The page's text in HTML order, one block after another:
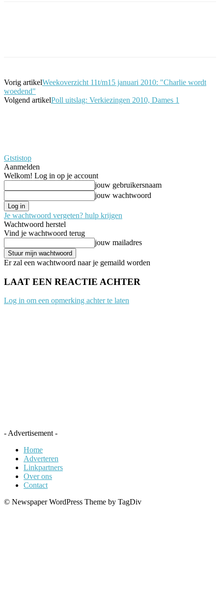
Vorig artikelWeekoverzicht 11t/m15 januari 2010: "Charlie wordt
woedend"
Volgend artikelPoll uitslag: Verkiezingen 2010, Dames 1
Gtstistop
Aanmelden
Welkom! Log in op je account
jouw gebruikersnaam
jouw wachtwoord
Je wachtwoord vergeten? hulp krijgen
Wachtwoord herstel
Vind je wachtwoord terug
jouw mailadres
Er zal een wachtwoord naar je gemaild worden
LAAT EEN REACTIE ACHTER
Log in om een opmerking achter te laten
- Advertisement -
Home
Adverteren
Linkpartners
Over ons
Contact
© Newspaper WordPress Theme by TagDiv